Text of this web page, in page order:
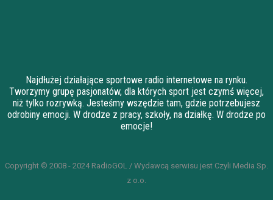
Najdłużej działające sportowe radio internetowe na rynku.
Tworzymy grupę pasjonatów, dla których sport jest czymś więcej,
niż tylko rozrywką. Jesteśmy wszędzie tam, gdzie potrzebujesz
odrobiny emocji. W drodze z pracy, szkoły, na działkę. W drodze po
emocje!
Copyright © 2008 - 2024 RadioGOL / Wydawcą serwisu jest Czyli Media Sp.
z o.o.